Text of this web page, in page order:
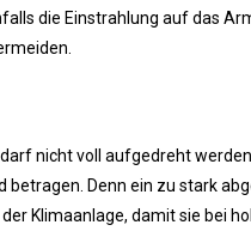
die Einstrahlung auf das
nicht voll aufgedreht
Denn ein zu stark
Klimaanlage, damit sie bei